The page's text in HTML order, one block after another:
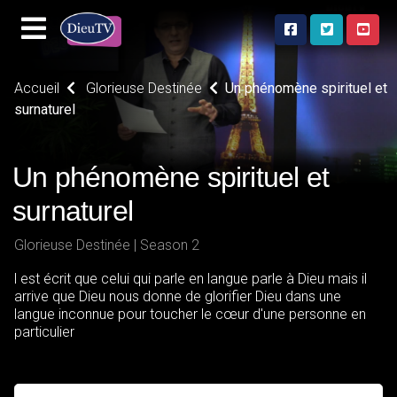
Accueil Glorieuse Destinée
Un phénomène spirituel et
surnaturel
Un phénomène spirituel et
surnaturel
Glorieuse Destinée | Season 2
l est écrit que celui qui parle en langue parle à Dieu mais il
arrive que Dieu nous donne de glorifier Dieu dans une
langue inconnue pour toucher le cœur d'une personne en
particulier